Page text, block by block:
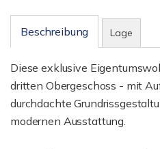
Beschreibung Lage
Diese exklusive
dritten Obergeschoss - mit
durchdachte
modernen Ausstattung.